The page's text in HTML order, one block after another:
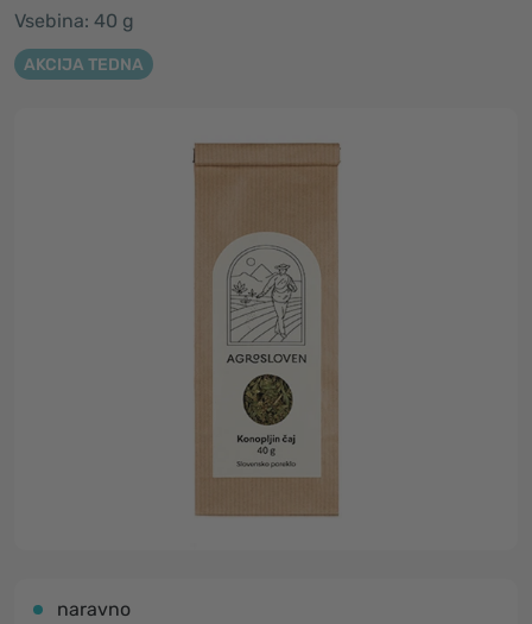
Vsebina: 40 g
AKCIJA TEDNA
naravno